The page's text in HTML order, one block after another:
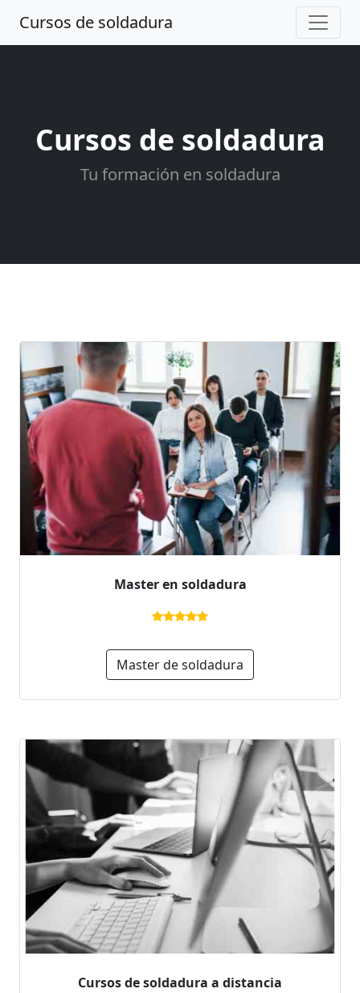
Cursos de soldadura
Cursos de soldadura
Tu formación en soldadura
Master en soldadura
Master de soldadura
Cursos de soldadura a distancia